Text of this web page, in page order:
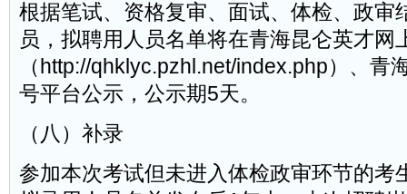
根据笔试、资格复审、面试、体检、政审
员，拟聘用人员名单将在青海昆仑英才网
（http://qhklyc.pzhl.net/index.php）、青
号平台公示，公示期5天。
（八）补录
参加本次考试但未进入体检政审环节的考